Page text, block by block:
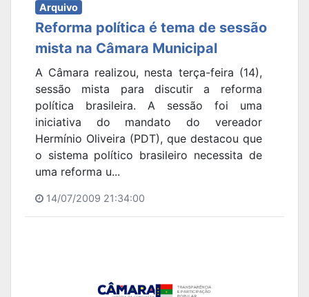
Arquivo
Reforma política é tema de sessão
mista na Câmara Municipal
A Câmara realizou, nesta terça-feira (14),
sessão mista para discutir a reforma
política brasileira. A sessão foi uma
iniciativa do mandato do vereador
Hermínio Oliveira (PDT), que destacou que
o sistema político brasileiro necessita de
uma reforma u...
14/07/2009 21:34:00